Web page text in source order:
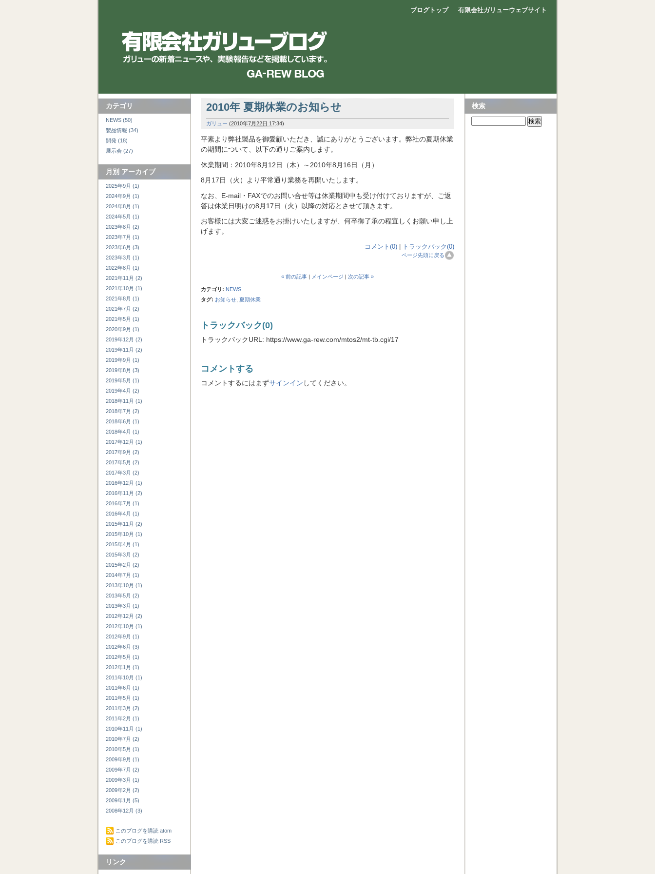
有限会社ガリューウェブサイト
ブログトップ
2010年 夏期休業のお知らせ
ガリュー (2010年7月22日 17:34)
平素より弊社製品を御愛顧いただき、誠にありがとうございます。弊社の夏期休業
の期間について、以下の通りご案内します。
休業期間：2010年8月12日（木）～2010年8月16日（月）
8月17日（火）より平常通り業務を再開いたします。
なお、E-mail・FAXでのお問い合せ等は休業期間中も受け付けておりますが、ご返
答は休業日明けの8月17日（火）以降の対応とさせて頂きます。
お客様には大変ご迷惑をお掛けいたしますが、何卒御了承の程宜しくお願い申し上
げます。
コメント(0) トラックバック(0)
ページ先頭に戻る
« 前の記事 | メインページ | 次の記事 »
カテゴリ : NEWS
タグ: お知らせ, 夏期休業
トラックバック(0)
トラックバックURL: https://www.ga-rew.com/mtos2/mt-tb.cgi/17
コメントする
コメントするにはまずサインイン してください。
カテゴリ
NEWS (50)
製品情報 (34)
開発 (18)
展示会 (27)
月別アーカイブ
2025年9月 (1)
2024年9月 (1)
2024年8月 (1)
2024年5月 (1)
2023年8月 (2)
2023年7月 (1)
2023年6月 (3)
2023年3月 (1)
2022年8月 (1)
2021年11月 (2)
2021年10月 (1)
2021年8月 (1)
2021年7月 (2)
2021年5月 (1)
2020年9月 (1)
2019年12月 (2)
2019年11月 (2)
2019年9月 (1)
2019年8月 (3)
2019年5月 (1)
2019年4月 (2)
2018年11月 (1)
2018年7月 (2)
2018年6月 (1)
2018年4月 (1)
2017年12月 (1)
2017年9月 (2)
2017年5月 (2)
2017年3月 (2)
2016年12月 (1)
2016年11月 (2)
2016年7月 (1)
2016年4月 (1)
2015年11月 (2)
2015年10月 (1)
2015年4月 (1)
2015年3月 (2)
2015年2月 (2)
2014年7月 (1)
2013年10月 (1)
2013年5月 (2)
2013年3月 (1)
2012年12月 (2)
2012年10月 (1)
2012年9月 (1)
2012年6月 (3)
2012年5月 (1)
2012年1月 (1)
2011年10月 (1)
2011年6月 (1)
2011年5月 (1)
2011年3月 (2)
2011年2月 (1)
2010年11月 (1)
2010年7月 (2)
2010年5月 (1)
2009年9月 (1)
2009年7月 (2)
2009年3月 (1)
2009年2月 (2)
2009年1月 (5)
2008年12月 (3)
このブログを購読 atom
このブログを購読 RSS
リンク
検索